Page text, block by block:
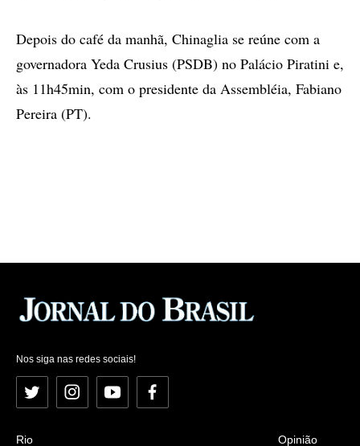
Depois do café da manhã, Chinaglia se reúne com a
governadora Yeda Crusius (PSDB) no Palácio Piratini e,
às 11h45min, com o presidente da Assembléia, Fabiano
Pereira (PT).
Nos siga nas redes sociais!
Twitter InstagramYouTubeFacebook
Rio
Opinião